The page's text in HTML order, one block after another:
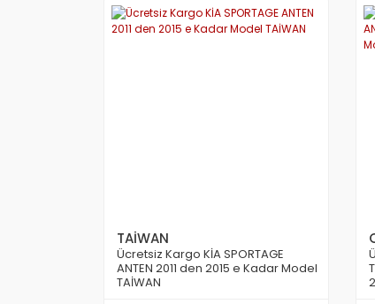
TAİWAN
Ücretsiz Kargo KİA SPORTAGE
ANTEN 2011 den 2015 e Kadar Model
TAİWAN